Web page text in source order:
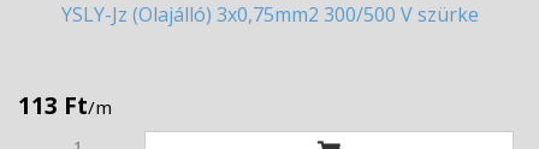
YSLY-Jz (Olajálló) 3x0,75mm2 300/500 V szürke
113 Ft/m